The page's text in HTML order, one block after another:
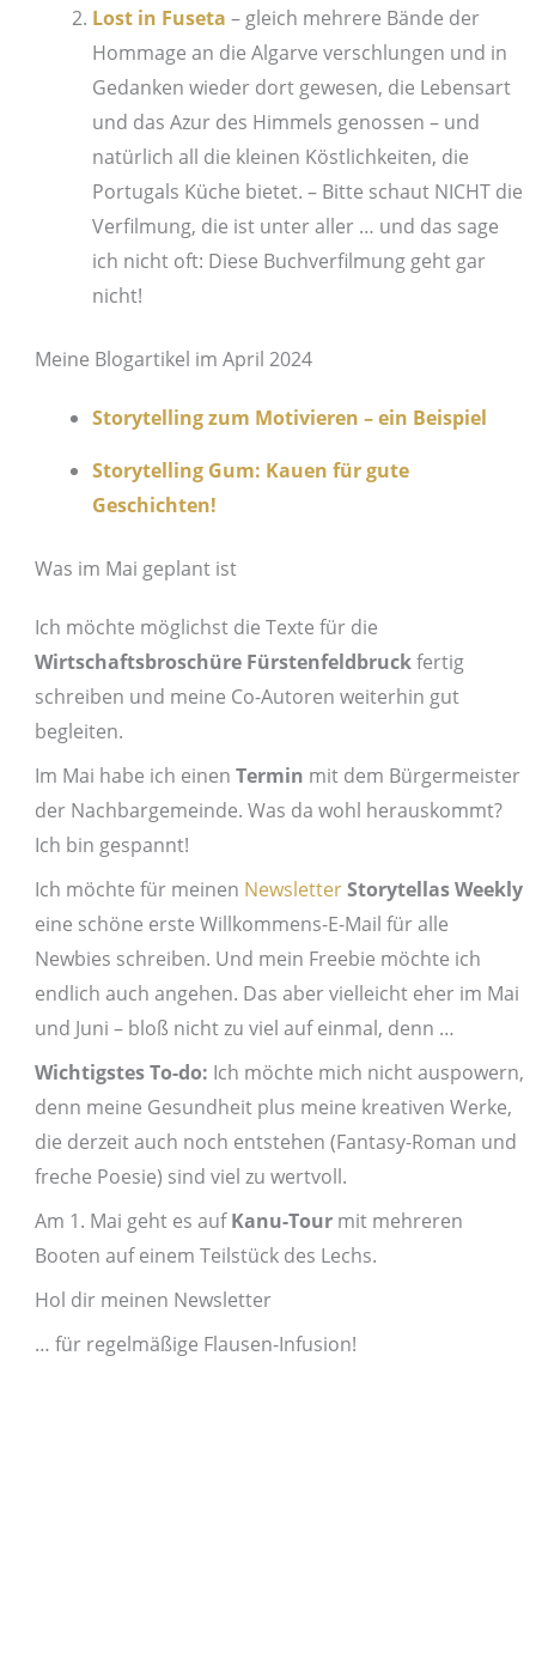
Lost in Fuseta – gleich mehrere Bände der
Hommage an die Algarve verschlungen und in
Gedanken wieder dort gewesen, die Lebensart
und das Azur des Himmels genossen – und
natürlich all die kleinen Köstlichkeiten, die
Portugals Küche bietet. – Bitte schaut NICHT die
Verfilmung, die ist unter aller … und das sage
ich nicht oft: Diese Buchverfilmung geht gar
nicht!
Meine Blogartikel im April 2024
Storytelling zum Motivieren – ein Beispiel
Storytelling Gum: Kauen für gute
Geschichten!
Was im Mai geplant ist
Ich möchte möglichst die Texte für die
Wirtschaftsbroschüre Fürstenfeldbruckfertig
schreiben und meine Co-Autoren weiterhin gut
begleiten.
Im Mai habe ich einen Termin mit dem Bürgermeister
der Nachbargemeinde. Was da wohl herauskommt?
Ich bin gespannt!
Ich möchte für meinen NewsletterStorytellas Weekly
eine schöne erste Willkommens-E-Mail für alle
Newbies schreiben. Und mein Freebie möchte ich
endlich auch angehen. Das aber vielleicht eher im Mai
und Juni – bloß nicht zu viel auf einmal, denn …
Wichtigstes To-do: Ich möchte mich nicht auspowern,
denn meine Gesundheit plus meine kreativen Werke,
die derzeit auch noch entstehen (Fantasy-Roman und
freche Poesie) sind viel zu wertvoll.
Am 1. Mai geht es aufKanu-Tourmit mehreren
Booten auf einem Teilstück des Lechs.
Hol dir meinen Newsletter
… für regelmäßige Flausen-Infusion!